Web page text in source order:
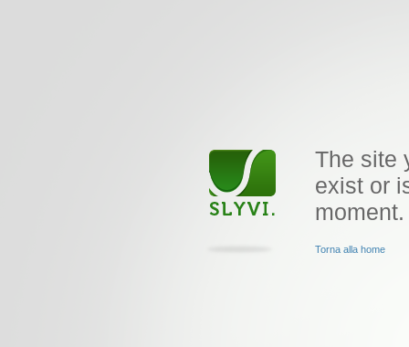
The site
exist or
moment.
Torna alla home